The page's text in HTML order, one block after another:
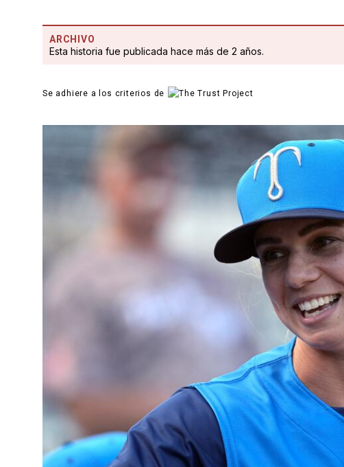
ARCHIVO
Esta historia fue publicada hace más de 2 años.
Se adhiere a los criterios de